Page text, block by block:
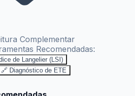
Complementar
Recomendadas:
de Langelier (LSI)
🔗 Diagnóstico de ETE